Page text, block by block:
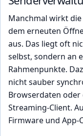
Manchmal wirkt
dem erneuten
aus. Das liegt oft
selbst, sondern an
Rahmenpunkte.
nicht sauber
Browserdaten
Streaming-Client.
Firmware und App-